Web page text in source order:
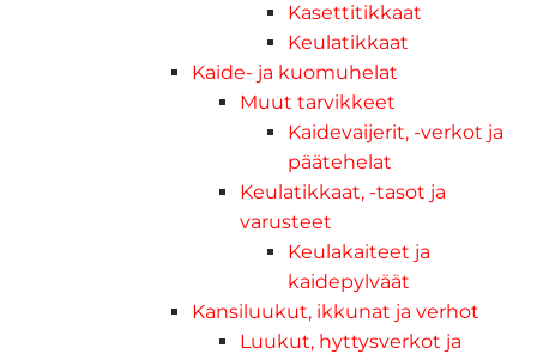
Kasettitikkaat
Keulatikkaat
Kaide- ja kuomuhelat
Muut tarvikkeet
Kaidevaijerit, -verkot ja
päätehelat
Keulatikkaat, -tasot ja
varusteet
Keulakaiteet ja
kaidepylväät
Kansiluukut, ikkunat ja verhot
Luukut, hyttysverkot ja